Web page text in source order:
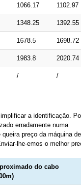
1066.17 1102.97
1348.25 1392.55
1678.5 1698.72
1983.8 2020.74
/ /
a identificação.
erradamente numa
preço da máquina de
lhe-emos o melhor
do cabo